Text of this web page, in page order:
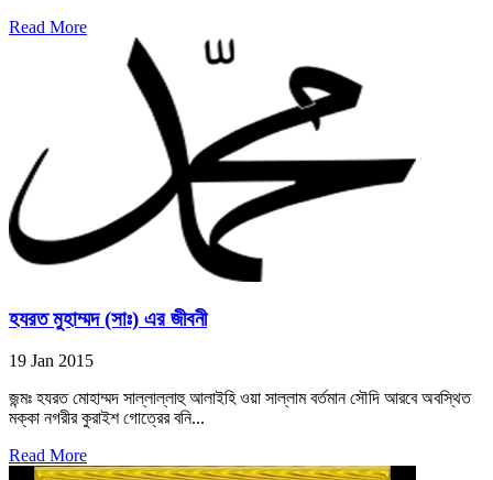
Read More
হযরত মুহাম্মদ (সাঃ) এর জীবনী
19 Jan 2015
জন্মঃ হযরত মোহাম্মদ সাল্লাল্লাহু আলাইহি ওয়া সাল্লাম বর্তমান সৌদি আরবে অবস্থিত
মক্কা নগরীর কুরাইশ গোত্রের বনি...
Read More